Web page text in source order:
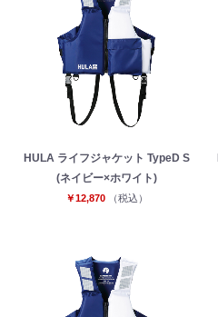
HULA ライフジャケット TypeD S
(ネイビー×ホワイト)
￥12,870 （税込）